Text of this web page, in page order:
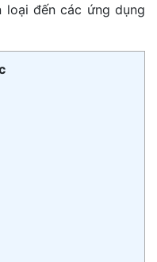
loại đến các ứng dụng